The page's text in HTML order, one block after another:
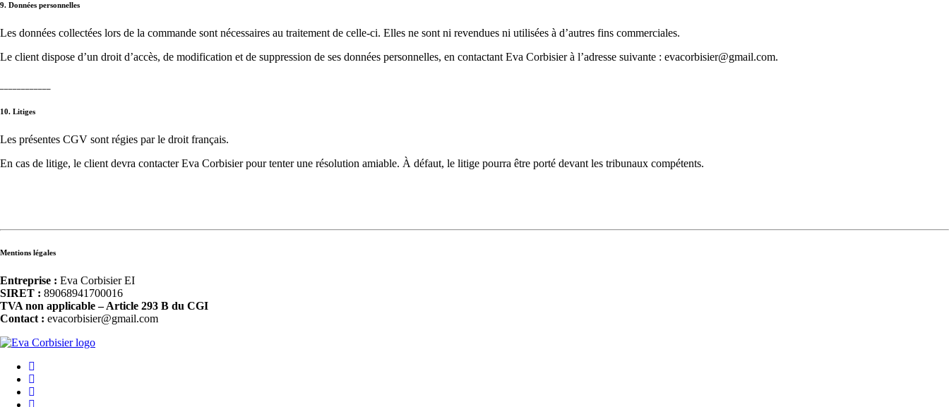
9. Données personnelles
Les données collectées lors de la commande sont nécessaires au traitement de celle-ci. Elles ne sont ni revendues ni utilisées à d’autres fins commerciales.
Le client dispose d’un droit d’accès, de modification et de suppression de ses données personnelles, en contactant Eva Corbisier à l’adresse suivante : evacorbisier@gmail.com.
10. Litiges
Les présentes CGV sont régies par le droit français.
En cas de litige, le client devra contacter Eva Corbisier pour tenter une résolution amiable. À défaut, le litige pourra être porté devant les tribunaux compétents.
Mentions légales
Entreprise : Eva Corbisier EI
SIRET : 89068941700016
TVA non applicable – Article 293 B du CGI
Contact : evacorbisier@gmail.com